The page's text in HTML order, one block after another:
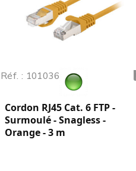
Réf. : 101036
Cordon RJ45 Cat. 6 FTP -
Surmoulé - Snagless -
Orange - 3 m